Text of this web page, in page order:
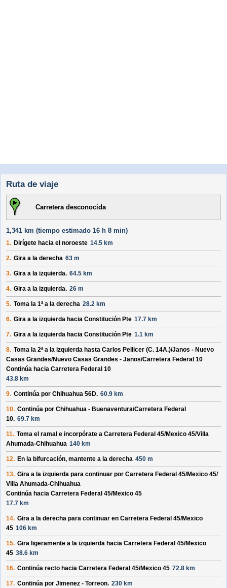
Ruta de viaje
Carretera desconocida
1,341 km (tiempo estimado 16 h 8 min)
1. Dirígete hacia el noroeste 14.5 km
2. Gira a la derecha 63 m
3. Gira a la izquierda. 64.5 km
4. Gira a la izquierda. 26 m
5. Toma la 1ª a la derecha 28.2 km
6. Gira a la izquierda hacia Constitución Pte 17.7 km
7. Gira a la izquierda hacia Constitución Pte 1.1 km
8. Toma la 2ª a la izquierda hasta Carlos Pellicer (C. 14A.)/Janos - Nuevo
Casas Grandes/Nuevo Casas Grandes - Janos/Carretera Federal 10
Continúa hacia Carretera Federal 10
43.8 km
9. Continúa por Chihuahua 56D. 60.9 km
10. Continúa por Chihuahua - Buenaventura/Carretera Federal
10. 69.7 km
11. Toma el ramal e incorpórate a Carretera Federal 45/Mexico 45/Villa
Ahumada-Chihuahua 140 km
12. En la bifurcación, mantente a la derecha 450 m
13. Gira a la izquierda para continuar por Carretera Federal 45/Mexico 45/
Villa Ahumada-Chihuahua
Continúa hacia Carretera Federal 45/Mexico 45
17.7 km
14. Gira a la derecha para continuar en Carretera Federal 45/Mexico
45 106 km
15. Gira ligeramente a la izquierda hacia Carretera Federal 45/Mexico
45 38.6 km
16. Continúa recto hacia Carretera Federal 45/Mexico 45 72.8 km
17. Continúa por Jimenez - Torreon. 230 km